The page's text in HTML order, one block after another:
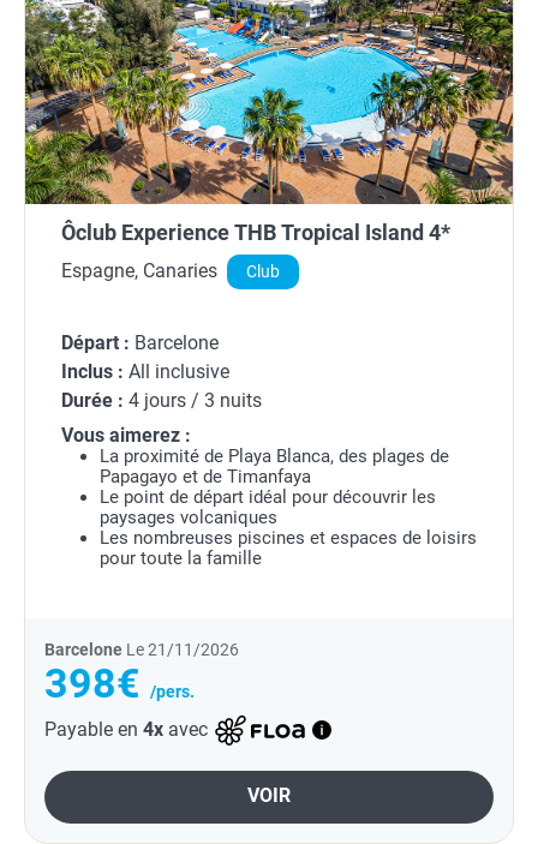
Ôclub Experience THB Tropical Island 4*
Espagne, Canaries Club
Départ : Barcelone
Inclus : All inclusive
Durée : 4 jours / 3 nuits
Vous aimerez :
La proximité de Playa Blanca, des plages de
Papagayo et de Timanfaya
Le point de départ idéal pour découvrir les
paysages volcaniques
Les nombreuses piscines et espaces de loisirs
pour toute la famille
Barcelone Le 21/11/2026
398€ /pers.
Payable en 4x avec
VOIR